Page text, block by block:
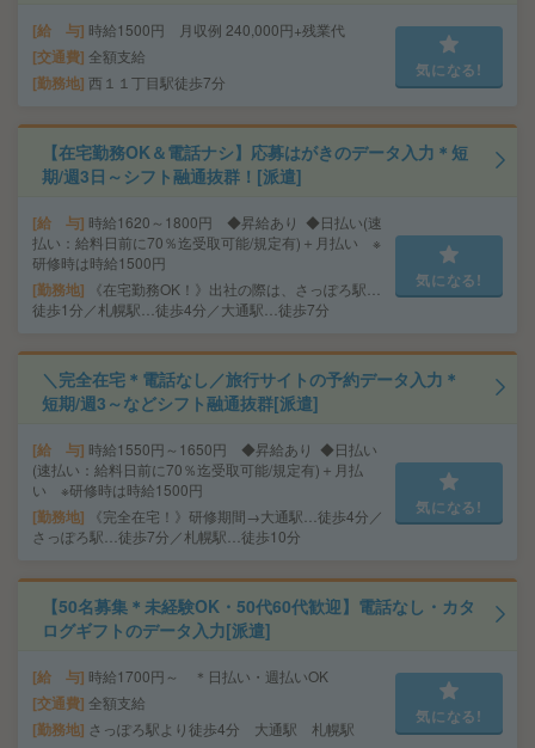
給 与 時給1500円 月収例 240,000円+残業代
交通費 全額支給
勤務地 西１１丁目駅徒歩7分
気になる!
【在宅勤務OK＆電話ナシ】応募はがきのデータ入力＊短
期/週3日～シフト融通抜群！[派遣]
給 与 時給1620～1800円 ◆昇給あり ◆日払い(速
払い：給料日前に70％迄受取可能/規定有)＋月払い ※
研修時は時給1500円
勤務地
《在宅勤務OK！》出社の際は、さっぽろ駅…
徒歩1分／札幌駅…徒歩4分／大通駅…徒歩7分
気になる!
＼完全在宅＊電話なし／旅行サイトの予約データ入力＊
短期/週3～などシフト融通抜群[派遣]
給 与 時給1550円～1650円 ◆昇給あり ◆日払い
(速払い：給料日前に70％迄受取可能/規定有)＋月払
い ※研修時は時給1500円
勤務地
《完全在宅！》研修期間→大通駅…徒歩4分／
さっぽろ駅…徒歩7分／札幌駅…徒歩10分
気になる!
【50名募集＊未経験OK・50代60代歓迎】電話なし・カタ
ログギフトのデータ入力[派遣]
給 与 時給1700円～ ＊日払い・週払いOK
交通費 全額支給
勤務地 さっぽろ駅より徒歩4分 大通駅 札幌駅
気になる!